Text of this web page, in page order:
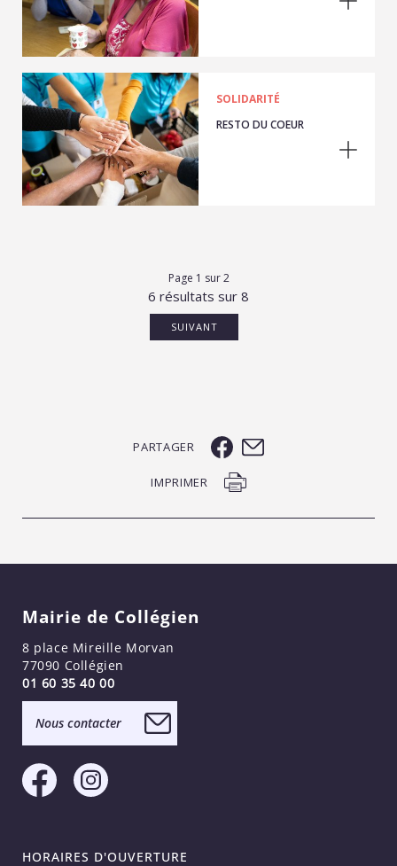
SOLIDARITÉ
RESTO DU COEUR
Page 1 sur 2
6 résultats sur 8
SUIVANT
PARTAGER
IMPRIMER
Mairie de Collégien
8 place Mireille Morvan
77090 Collégien
01 60 35 40 00
Nous contacter
HORAIRES D'OUVERTURE